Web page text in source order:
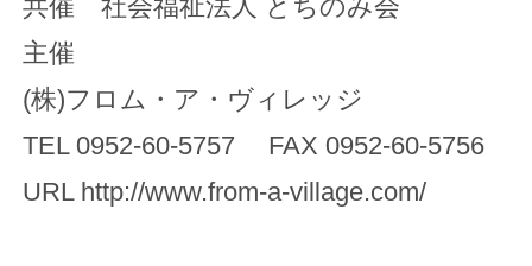
共催 社会福祉法人 とちのみ会
主催
(株)フロム・ア・ヴィレッジ
TEL 0952-60-5757 FAX 0952-60-5756
URL http://www.from-a-village.com/